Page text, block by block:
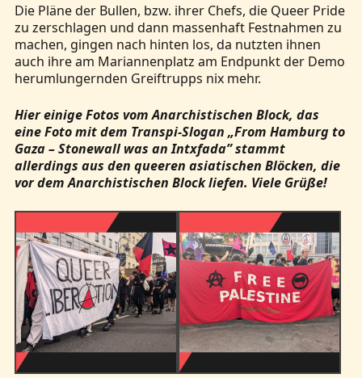
Die Pläne der Bullen, bzw. ihrer Chefs, die Queer Pride
zu zerschlagen und dann massenhaft Festnahmen zu
machen, gingen nach hinten los, da nutzten ihnen
auch ihre am Mariannenplatz am Endpunkt der Demo
herumlungernden Greiftrupps nix mehr.
Hier einige Fotos vom Anarchistischen Block, das
eine Foto mit dem Transpi-Slogan „From Hamburg to
Gaza – Stonewall was an Intxfada” stammt
allerdings aus den queeren asiatischen Blöcken, die
vor dem Anarchistischen Block liefen. Viele Grüße!